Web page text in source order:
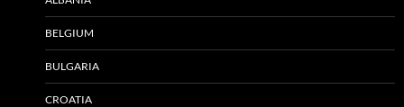
BELGIUM
BULGARIA
CROATIA